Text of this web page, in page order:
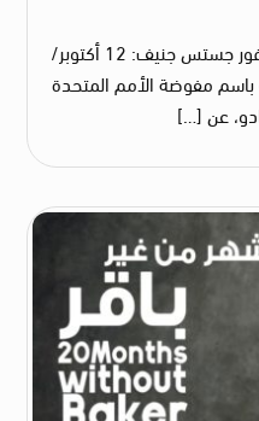
خبر صحفي ترجمة وتحرير: كوميتي فور جستس جنيف: 12 أكتوبر/
المتحدثة باسم مفوضة الأمم المتحدة
عن […]